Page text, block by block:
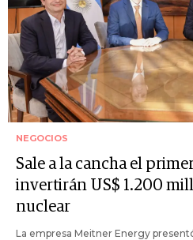
NEGOCIOS
Sale a la cancha el
invertirán US$ 1.200
nuclear
La empresa Meitner Energy